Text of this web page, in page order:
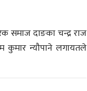
समाज दाङका चन्द्र राज
कुमार न्यौपाने लगायतले